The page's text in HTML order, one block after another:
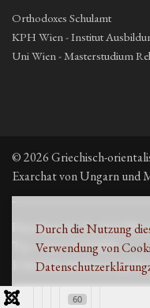
Durch die Nutzung
Verwendung von
Datenschutzerklärung
Orthodoxes Schulamt
KPH Wien - Institut
Uni Wien - Masterstudium
© 2026 Griechisch-
Exarchat von Ungarn und
Fleischmarkt 13, 1010 Wien
Τηλ. +43 1 53 33 889
E-Mail:
60